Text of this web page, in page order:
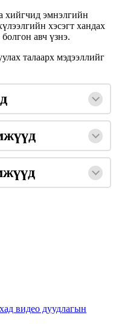
хийгчид эмнэлгийн
үлээлгийн хэсэгт хандах
болгон авч үзнэ.
улах талаарх мэдээллийг
д
жүүд
жүүд
видео дуудлагын